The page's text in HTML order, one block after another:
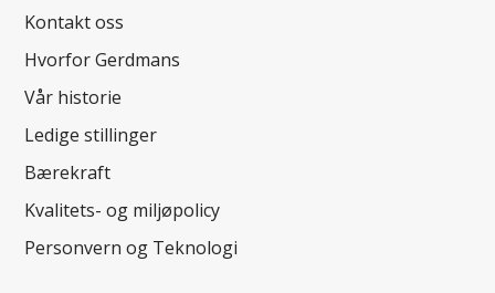
Kontakt oss
Hvorfor Gerdmans
Vår historie
Ledige stillinger
Bærekraft
Kvalitets- og miljøpolicy
Personvern og Teknologi